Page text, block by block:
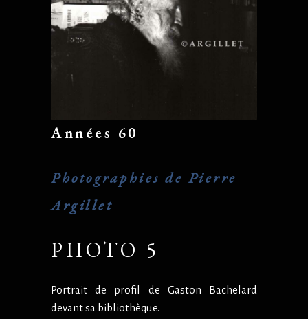
Années 60
Photographies de Pierre
Argillet
PHOTO 5
Portrait de profil de Gaston Bachelard
devant sa bibliothèque.